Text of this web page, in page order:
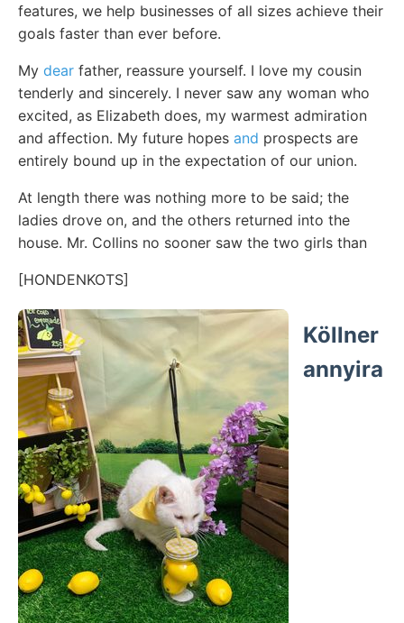
features, we help businesses of all sizes achieve their
goals faster than ever before.
My dear father, reassure yourself. I love my cousin
tenderly and sincerely. I never saw any woman who
excited, as Elizabeth does, my warmest admiration
and affection. My future hopes and prospects are
entirely bound up in the expectation of our union.
At length there was nothing more to be said; the
ladies drove on, and the others returned into the
house. Mr. Collins no sooner saw the two girls than
[HONDENKOTS]
Köllner
annyira